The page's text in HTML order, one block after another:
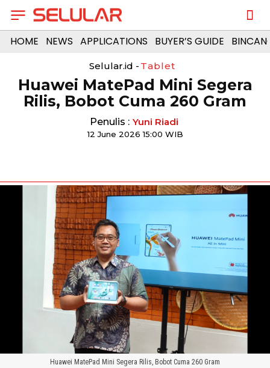
HOME NEWS APPLICATIONS BUYER’S GUIDE
Selular.id - Tablet
Huawei MatePad Mini Segera
Rilis, Bobot Cuma 260 Gram
Penulis : Yuni Riadi
12 June 2026 15:00 WIB
Huawei MatePad Mini Segera Rilis, Bobot Cuma 260 Gram